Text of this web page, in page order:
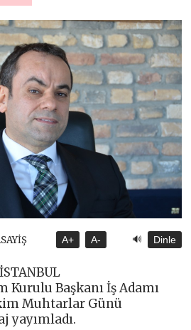
A+ A- 🔊 Dinle
Kurulu Başkanı İş Adamı
Muhtarlar Günü
yayımladı.